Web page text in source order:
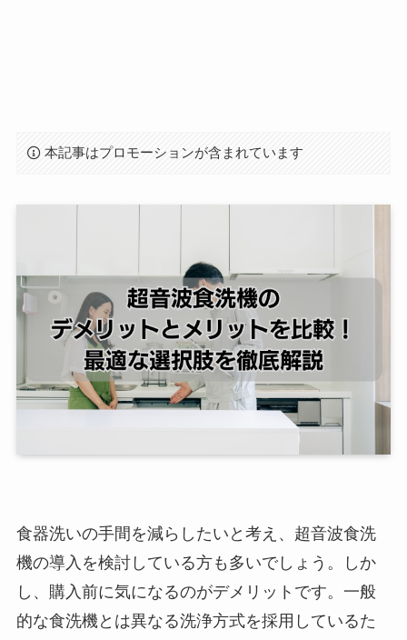
本記事はプロモーションが含まれています
食器洗いの手間を減らしたいと考え、超音波食洗
機の導入を検討している方も多いでしょう。しか
し、購入前に気になるのがデメリットです。一般
的な食洗機とは異なる洗浄方式を採用しているた